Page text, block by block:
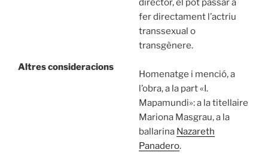
Altres consideracions
director, el pot passar a
fer directament l’actriu
transsexual o
transgènere.
Homenatge i menció, a
l’obra, a la part «I.
Mapamundi»: a la titellaire
Mariona Masgrau, a la
ballarina Nazareth
Panadero.